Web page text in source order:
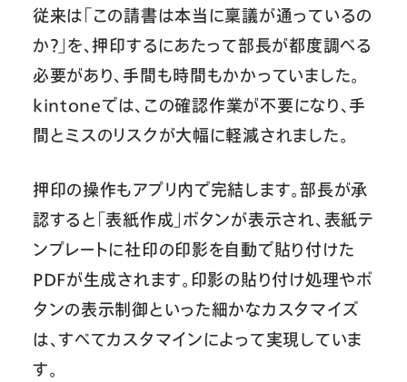
従来は「この請書は本当に稟議が通っているの
か？」を、押印するにあたって部長が都度調べる
必要があり、手間も時間もかかっていました。
kintoneでは、この確認作業が不要になり、手
間とミスのリスクが大幅に軽減されました。
押印の操作もアプリ内で完結します。部長が承
認すると「表紙作成」ボタンが表示され、表紙テ
ンプレートに社印の印影を自動で貼り付けた
PDFが生成されます。印影の貼り付け処理やボ
タンの表示制御といった細かなカスタマイズ
は、すべてカスタマインによって実現していま
す。